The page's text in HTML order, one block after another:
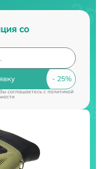
со
соглашаетесь cполитикой